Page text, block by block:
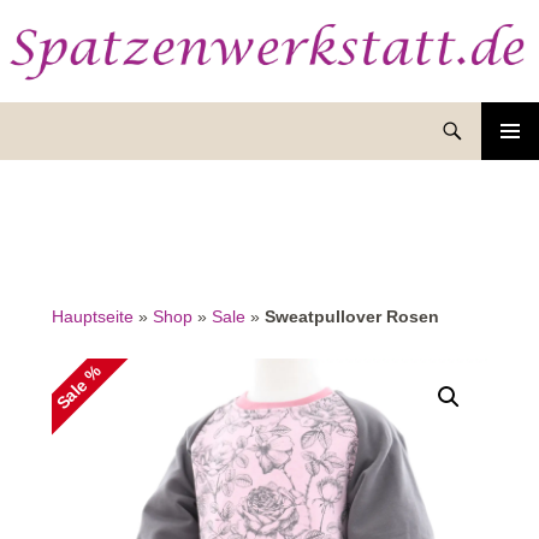
Hauptseite» Shop» Sale» Sweatpullover Rosen
Sale %